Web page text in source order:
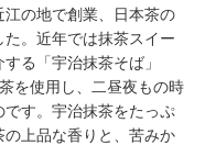
の地で創業、日本茶の
。近年では抹茶スイー
る「宇治抹茶そば」
を使用し、二昼夜もの時
す。宇治抹茶をたっぷ
の上品な香りと、苦みか